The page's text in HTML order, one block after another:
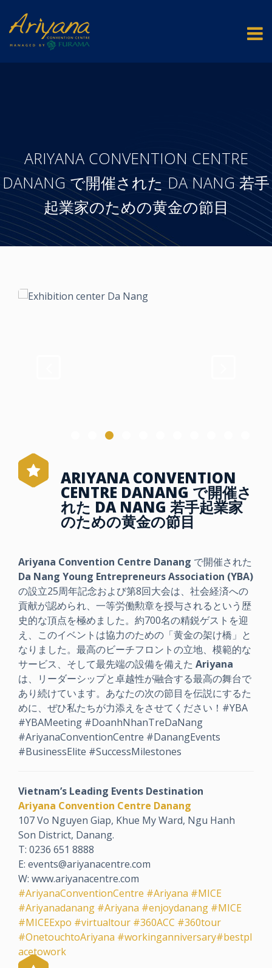
ARIYANA CONVENTION CENTRE
DANANG で開催された DA NANG 若手
起業家のための黄金の節目
ARIYANA CONVENTION
CENTRE DANANG で開催さ
れた DA NANG 若手起業家
のための黄金の節目
Ariyana Convention Centre Danang で開催された
Da Nang Young Entrepreneurs Association (YBA)
の設立25周年記念および第8回大会は、社会経済への
貢献が認められ、一等労働勲章を授与されるという歴
史的な頂点を極めました。約700名の精鋭ゲストを迎
え、このイベントは協力のための「黄金の架け橋」と
なりました。最高のビーチフロントの立地、模範的な
サービス、そして最先端の設備を備えた Ariyana
は、リーダーシップと卓越性が融合する最高の舞台で
あり続けています。あなたの次の節目を伝説にするた
めに、ぜひ私たちが力添えをさせてください！#YBA
#YBAMeeting #DoanhNhanTreDaNang
#AriyanaConventionCentre #DanangEvents
#BusinessElite #SuccessMilestones
Vietnam’s Leading Events Destination
Ariyana Convention Centre Danang
107 Vo Nguyen Giap, Khue My Ward, Ngu Hanh
Son District, Danang.
T: 0236 651 8888
E: events@ariyanacentre.com
W: www.ariyanacentre.com
#AriyanaConventionCentre #Ariyana #MICE
#Ariyanadanang #Ariyana #enjoydanang #MICE
#MICEExpo #virtualtour #360ACC #360tour
#OnetouchtoAriyana #workinganniversary#bestpl
acetowork